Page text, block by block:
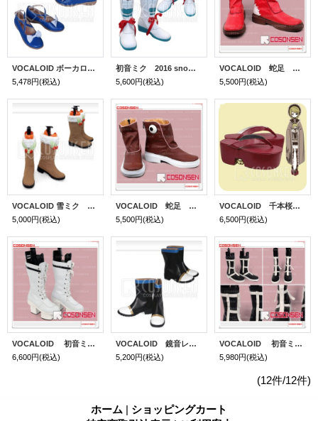
VOCALOID ボーカロイド スターナイトスノウ(Star Night Snow) SNOW MIKU 2017 初音未来 コスプレ靴
5,478円(税込)
初音ミク 2016 snow miku 雪ミク スキーウエア ブーツ アニメ コスチューム コスプレ靴
5,600円(税込)
VOCALOID 蛇足 コスプレ靴/ブーツ Project Diva F 赤
5,500円(税込)
VOCALOID 雪ミク SNOW MIKU コスプレ靴
5,000円(税込)
VOCALOID 蛇足 コスプレ靴/ブーツ Project Diva F
5,500円(税込)
VOCALOID 千本桜 鏡音リン コスプレ靴/ブーツ
6,500円(税込)
VOCALOID 初音ミク 千本桜 コスプレ靴/ブーツ
6,600円(税込)
VOCALOID 鏡音レン コスプレ靴
5,200円(税込)
VOCALOID 初音ミク ブラックロックシューター コスプレ靴/ブーツ
5,980円(税込)
(12件/12件)
ホーム | ショッピングカート